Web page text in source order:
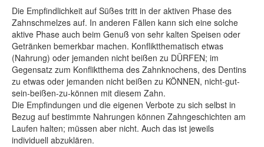
Die Empfindlichkeit auf Süßes tritt in der aktiven Phase des
Zahnschmelzes auf. In anderen Fällen kann sich eine solche
aktive Phase auch beim Genuß von sehr kalten Speisen oder
Getränken bemerkbar machen. Konfliktthematisch etwas
(Nahrung) oder jemanden nicht beißen zu DÜRFEN; im
Gegensatz zum Konfliktthema des Zahnknochens, des Dentins
zu etwas oder jemanden nicht beißen zu KÖNNEN, nicht-gut-
sein-beißen-zu-können mit diesem Zahn.
Die Empfindungen und die eigenen Verbote zu sich selbst in
Bezug auf bestimmte Nahrungen können Zahngeschichten am
Laufen halten; müssen aber nicht. Auch das ist jeweils
individuell abzuklären.